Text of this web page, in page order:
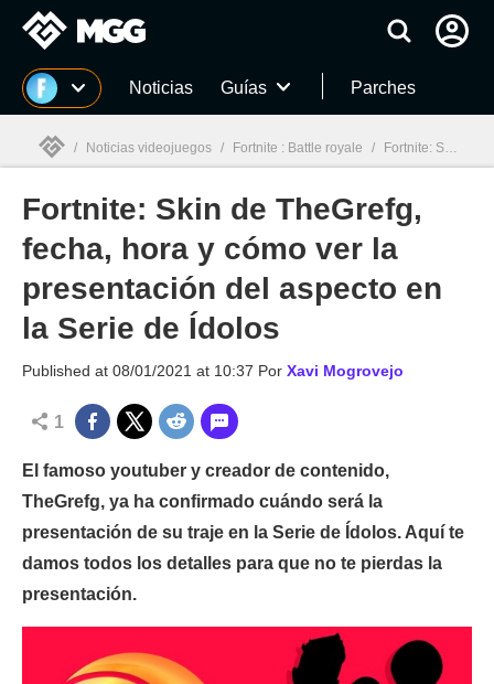
MGG Noticias Guías Parches
MGG
/ Noticias videojuegos / Fortnite : Battle royale / Fortnite: Skin de TheGrefg, fecha, hora y cómo ver la presentación del aspecto en la Serie de Ídolos
Fortnite: Skin de TheGrefg,
fecha, hora y cómo ver la
presentación del aspecto en
la Serie de Ídolos
Published at 08/01/2021 at 10:37 Por Xavi Mogrovejo
1
El famoso youtuber y creador de contenido,
TheGrefg, ya ha confirmado cuándo será la
presentación de su traje en la Serie de Ídolos. Aquí te
damos todos los detalles para que no te pierdas la
presentación.